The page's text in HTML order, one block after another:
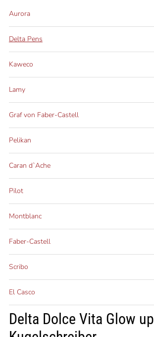
Aurora
Delta Pens
Kaweco
Lamy
Graf von Faber-Castell
Pelikan
Caran d`Ache
Pilot
Montblanc
Faber-Castell
Scribo
El Casco
Delta Dolce Vita Glow up